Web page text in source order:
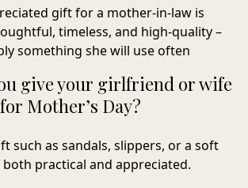
gift for a mother-in-law is
timeless, and high-quality –
something she will use often
give your girlfriend or wife
for Mother’s Day?
such as sandals, slippers, or a soft
practical and appreciated.